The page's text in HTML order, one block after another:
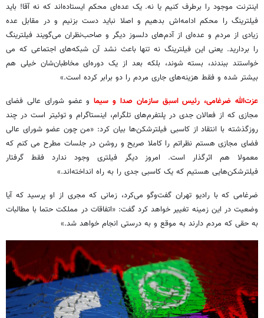
اینترنت موجود را برطرف کنیم یا نه. یک عده‌ای محکم ایستاده‌اند که نه آقا! باید
فیلترینگ را محکم ادامه‌اش بدهیم و اصلا نباید دست بزنیم و در مقابل عده
زیادی از مردم و عده‌ای از آدم‌های دلسوز دیگر و صاحب‌نظران می‌گویند فیلترینگ
را بردارید. یعنی این فیلترینگ نه تنها باعث نشد آن شبکه‌های اجتماعی که می
خواستند ببندند، بسته شوند، بلکه بعد از یک دوره‌ای مخاطبان‌شان خیلی هم
بیشتر شده و فقط هزینه‌های جاری مردم را دو برابر کرده است.»
عزت‌الله ضرغامی، رئیس اسبق سازمان صدا و سیماو عضو شورای عالی فضای
مجازی که از فعالان جدی در پلتفرم‌های تلگرام، اینستاگرام و توئیتر است در چند
روزگذشته با انتقاد از کاسبی فیلترشکن‌ها بیان کرد: «من چون عضو شورای عالی
فضای مجازی هستم نظراتم را کاملا صریح و روشن در جلسات مطرح می کنم که
معمولا هم اثرگذار است. امروز دیگر فیلتری وجود ندارد فقط گرفتار
فیلترشکن‌هایی هستیم که یک کاسبی جدی را به راه انداخته‌اند.»
ضرغامی که با رادیو تهران گفت‌وگو می‌کرد، زمانی که مجری از او پرسید که آیا
وضعیت در این زمینه تغییر خواهد کرد گفت: «اتفاقات در مملکت حتما با مطالبات
به حقی که مردم دارند به موقع و به درستی انجام خواهد شد.»